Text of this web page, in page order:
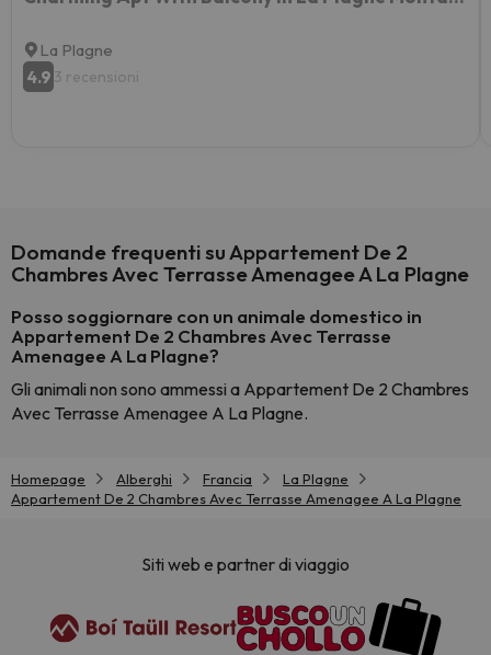
La Plagne
4.9 3 recensioni
Domande frequenti su Appartement De 2
Chambres Avec Terrasse Amenagee A La Plagne
Posso soggiornare con un animale domestico in
Appartement De 2 Chambres Avec Terrasse
Amenagee A La Plagne?
Gli animali non sono ammessi a Appartement De 2 Chambres
Avec Terrasse Amenagee A La Plagne.
Homepage Alberghi Francia
La Plagne
Appartement De 2 Chambres Avec Terrasse Amenagee A La Plagne
Siti web e partner di viaggio